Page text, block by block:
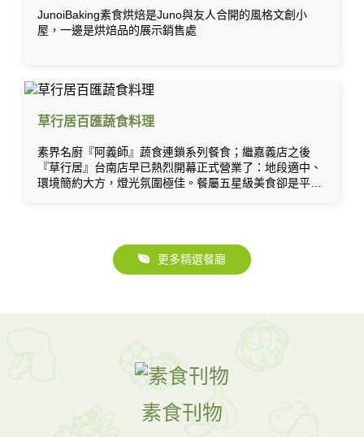
JunoiBaking素食烘焙是Juno與友人合開的風格文創小
屋，一邊是烘焙品的展示銷售處
草行居百匯蔬食料理
素界名廚『阿義師』蔬食連鎖系列餐食；繼嘉義店之後
『草行居』台南店早已熱烈開幕正式營業了：地段適中、
環境簡約大方，燈光氛圍極佳。餐屬五星級美食卻是平價
更多精選餐廳
素食刊物